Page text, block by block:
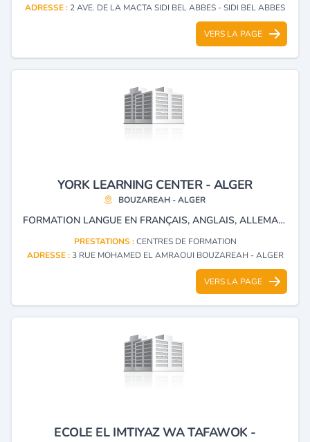
ADRESSE : 2 AVE. DE LA MACTA SIDI BEL ABBES - SIDI BEL ABBES
VERS LA PAGE
YORK LEARNING CENTER - ALGER
BOUZAREAH - ALGER
FORMATION LANGUE EN FRANÇAIS, ANGLAIS, ALLEMAND ET COURS DE SOUTIENS
PRESTATIONS :CENTRES DE FORMATION
ADRESSE :3 RUE MOHAMED EL AMRAOUI BOUZAREAH - ALGER
VERS LA PAGE
ECOLE EL IMTIYAZ WA TAFAWOK -